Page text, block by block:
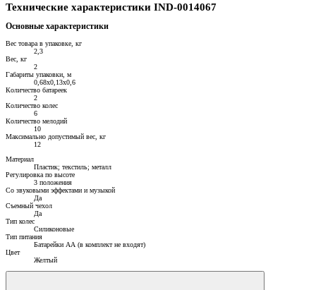
Технические характеристики IND-0014067
Основные характеристики
Вес товара в упаковке, кг
2,3
Вес, кг
2
Габариты упаковки, м
0,68х0,13х0,6
Количество батареек
2
Количество колес
6
Количество мелодий
10
Максимально допустимый вес, кг
12
Материал
Пластик; текстиль; металл
Регулировка по высоте
3 положения
Со звуковыми эффектами и музыкой
Да
Съемный чехол
Да
Тип колес
Силиконовые
Тип питания
Батарейки АА (в комплект не входят)
Цвет
Желтый